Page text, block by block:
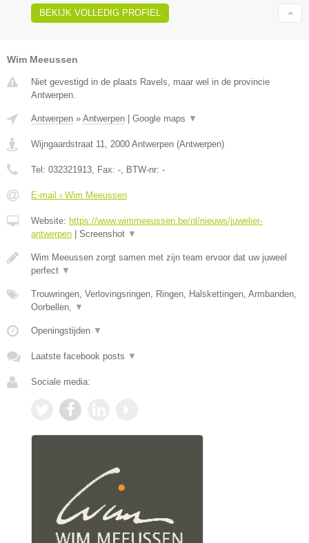
BEKIJK VOLLEDIG PROFIEL
Wim Meeussen
Niet gevestigd in de plaats Ravels, maar wel in de provincie
Antwerpen.
Antwerpen » Antwerpen Google maps ▼
Wijngaardstraat 11, 2000 Antwerpen (Antwerpen)
Tel: 032321913, Fax: -, BTW-nr: -
E-mail › Wim Meeussen
Website: https://www.wimmeeussen.be/nl/nieuws/juwelier-
antwerpen
Screenshot ▼
Wim Meeussen zorgt samen met zijn team ervoor dat uw juweel
perfect ▼
Trouwringen, Verlovingsringen, Ringen, Halskettingen, Armbanden,
Oorbellen, ▼
Openingstijden ▼
Laatste facebook posts ▼
Sociale media: